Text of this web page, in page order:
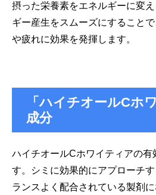
摂った栄養素をエネルギーに変
ギー産生をスムーズにすること
や疲れに効果を発揮します。
「ハイチオールCホ
成分
ハイチオールCホワイティアの有
す。シミに効果的にアプローチ
ランスよく配合されている製剤に